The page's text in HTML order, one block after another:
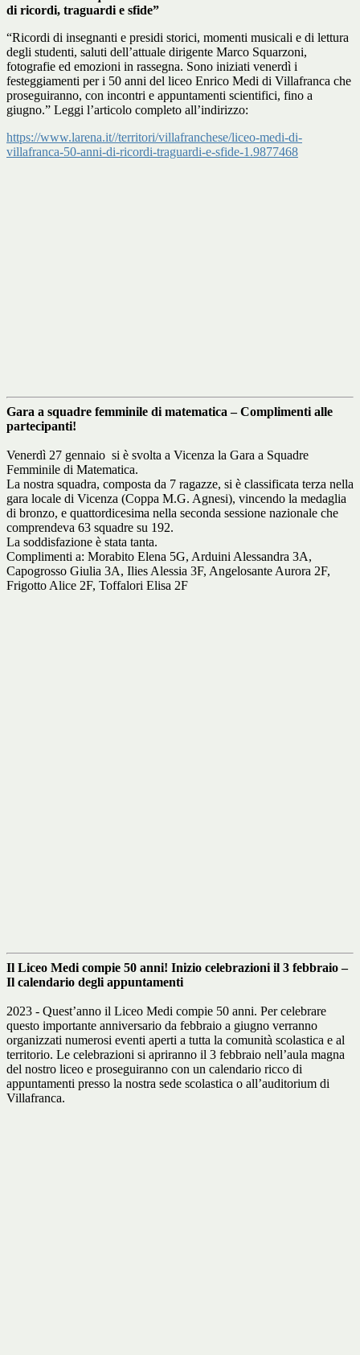
di ricordi, traguardi e sfide”
“Ricordi di insegnanti e presidi storici, momenti musicali e di lettura
degli studenti, saluti dell’attuale dirigente Marco Squarzoni,
fotografie ed emozioni in rassegna. Sono iniziati venerdì i
festeggiamenti per i 50 anni del liceo Enrico Medi di Villafranca che
proseguiranno, con incontri e appuntamenti scientifici, fino a
giugno.” Leggi l’articolo completo all’indirizzo:
https://www.larena.it//territori/villafranchese/liceo-medi-di-
villafranca-50-anni-di-ricordi-traguardi-e-sfide-1.9877468
Gara a squadre femminile di matematica – Complimenti alle
partecipanti!
Venerdì 27 gennaio si è svolta a Vicenza la Gara a Squadre
Femminile di Matematica.
La nostra squadra, composta da 7 ragazze, si è classificata terza nella
gara locale di Vicenza (Coppa M.G. Agnesi), vincendo la medaglia
di bronzo, e quattordicesima nella seconda sessione nazionale che
comprendeva 63 squadre su 192.
La soddisfazione è stata tanta.
Complimenti a: Morabito Elena 5G, Arduini Alessandra 3A,
Capogrosso Giulia 3A, Ilies Alessia 3F, Angelosante Aurora 2F,
Frigotto Alice 2F, Toffalori Elisa 2F
Il Liceo Medi compie 50 anni! Inizio celebrazioni il 3 febbraio –
Il calendario degli appuntamenti
2023 - Quest’anno il Liceo Medi compie 50 anni. Per celebrare
questo importante anniversario da febbraio a giugno verranno
organizzati numerosi eventi aperti a tutta la comunità scolastica e al
territorio. Le celebrazioni si apriranno il 3 febbraio nell’aula magna
del nostro liceo e proseguiranno con un calendario ricco di
appuntamenti presso la nostra sede scolastica o all’auditorium di
Villafranca.